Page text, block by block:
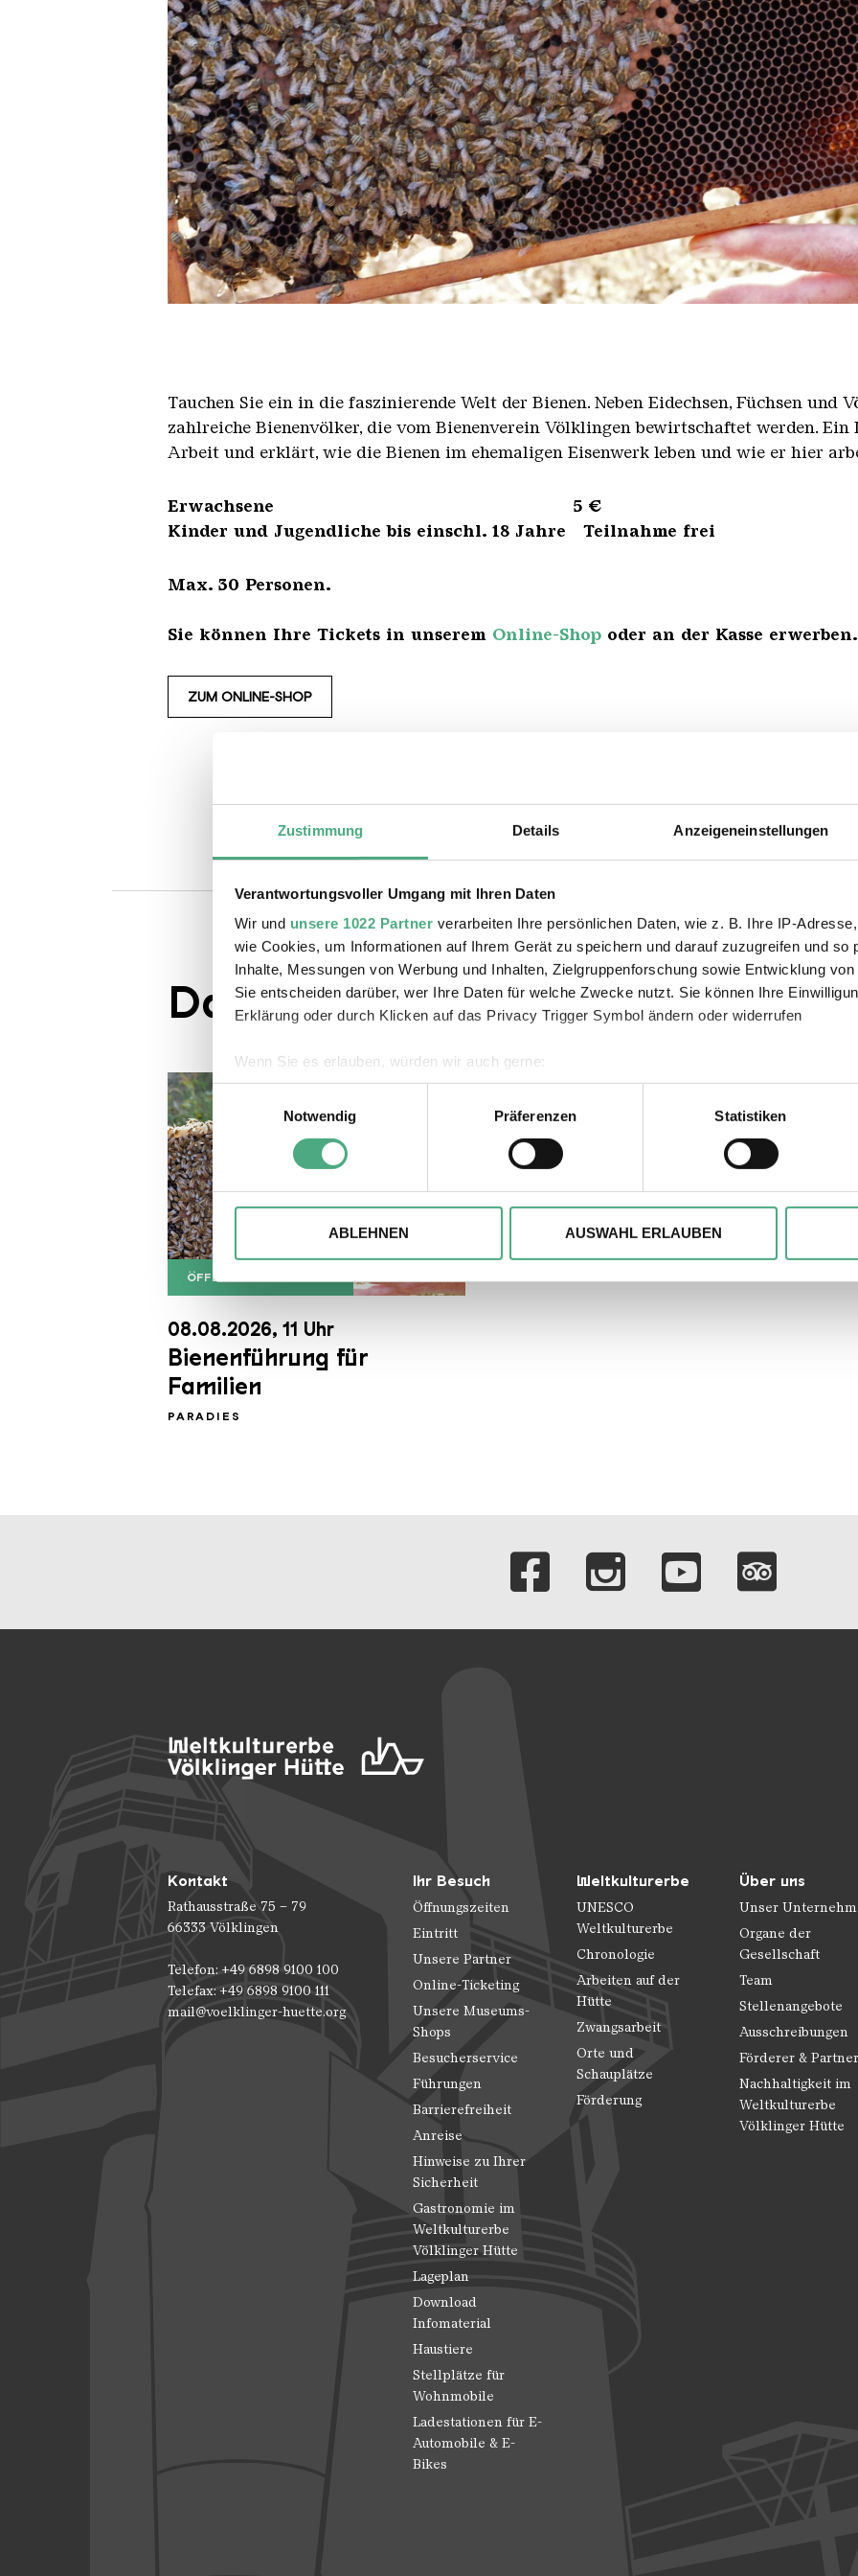
Zustimmung Details Anzeigeneinstellungen
Verantwortungsvoller Umgang mit Ihren Daten
Wir und unsere 1022 Partner verarbeiten Ihre persönlichen Daten, wie z. B. Ihre IP-
wie Cookies, um Informationen auf Ihrem Gerät zu speichern und darauf zuzugreifen und so
Inhalte, Messungen von Werbung und Inhalten, Zielgruppenforschung sowie Entwicklung
Sie entscheiden darüber, wer Ihre Daten für welche Zwecke nutzt. Sie können Ihre
Erklärung oder durch Klicken auf das Privacy Trigger Symbol ändern oder widerrufen
Wenn Sie es erlauben, würden wir auch gerne:
Informationen über Ihre geografische Lage erfassen, welche bis auf einige Meter genau
Ihr Gerät durch aktives Scannen nach bestimmten Merkmalen (Fingerprinting)
Erfahren Sie mehr darüber, wie Ihre persönlichen Daten verarbeitet werden, und legen Sie
Einzelheitenfest.
Wir verwenden ggfs. Cookies, um Inhalte und Anzeigen zu personalisieren, besondere
die Zugriffe auf unsere Website zu analysieren. Außerdem geben wir ggfs. Informationen zu
der Dienste gesammelt haben.
Einwilligungsauswahl
Notwendig
Präferenzen Statistiken
ABLEHNEN AUSWAHL ERLAUBEN
Bienen 2
Tauchen Sie ein in die faszinierende Welt der Bienen. Neben Eidechsen, Füchsen und
zahlreiche Bienenvölker, die vom Bienenverein Völklingen bewirtschaftet werden. Ein
Arbeit und erklärt, wie die Bienen im ehemaligen Eisenwerk leben und wie er hier
Erwachsene 5 €
Kinder und Jugendliche bis einschl. 18 Jahre Teilnahme frei
Max. 30 Personen.
Sie können Ihre Tickets in unserem Online-Shop oder an der Kasse erwerben.
ZUM ONLINE-SHOP
Das könnte Sie auch
ÖFFENTLICHE FÜHRUNG
Sommer-
Bienen 2
08.08.2026, 11 Uhr
Bienenführung für
Familien
PARADIES
Verlinkungen zu
Kontakt
Rathausstraße 75 – 79
66333 Völklingen
Telefon: +49 6898 9100 100
Telefax: +49 6898 9100 111
mail@voelklinger-huette.org
Ihr Besuch
Öffnungszeiten
Eintritt
Unsere Partner
Online-Ticketing
Unsere Museums-
Shops
Besucherservice
Führungen
Barrierefreiheit
Anreise
Hinweise zu Ihrer
Sicherheit
Gastronomie im
Weltkulturerbe
Völklinger Hütte
Lageplan
Download
Infomaterial
Haustiere
Stellplätze für
Wohnmobile
Ladestationen für E-
Automobile & E-
Bikes
Weltkulturerbe
UNESCO
Weltkulturerbe
Chronologie
Arbeiten auf der
Hütte
Zwangsarbeit
Orte und
Schauplätze
Förderung
Über uns
Unser
Organe der
Gesellschaft
Team
Stellenangebote
Ausschreibungen
Förderer & Partner
Nachhaltigkeit im
Weltkulturerbe
Völklinger Hütte